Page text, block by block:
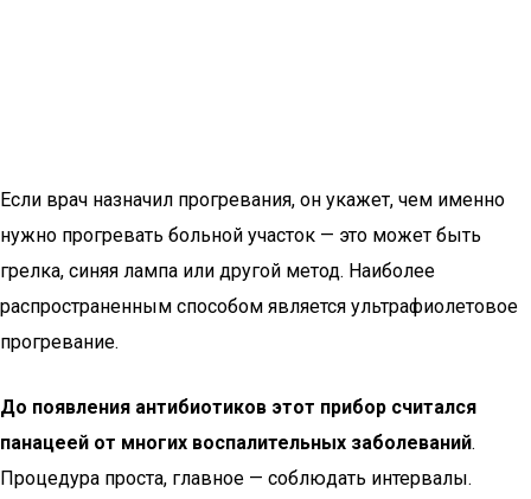
Если врач назначил прогревания, он укажет, чем именно
нужно прогревать больной участок — это может быть
грелка, синяя лампа или другой метод. Наиболее
распространенным способом является ультрафиолетовое
прогревание.
До появления антибиотиков этот прибор считался
панацеей от многих воспалительных заболеваний.
Процедура проста, главное — соблюдать интервалы.